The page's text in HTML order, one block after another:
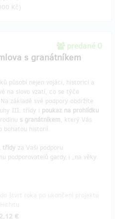
Kč)
predané 0
s granátníkem
působí nejen vojáci, historici a
na slovo vzatí, co se týče
základě své podpory obdržíte
III. třídy i poukaz na prohlídku
s granátníkem, který Vás
bohatou historií.
třídy za Vaši podporu
podporovatelů gardy i „na věky
€